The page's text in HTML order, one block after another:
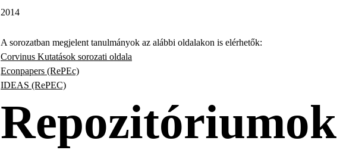
2014
A sorozatban megjelent tanulmányok az alábbi oldalakon is elérhetők:
Corvinus Kutatások sorozati oldala
Econpapers (RePEc)
IDEAS (RePEC)
Repozitóriumok